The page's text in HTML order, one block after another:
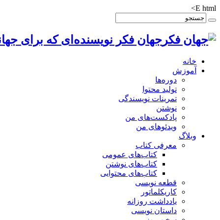
E html>
جهان فکر نویسنده‌ای که برای
خانه
آموزش
دوره‌ها
تولید محتوا
تمرینات نویسندگی
نوشتن
پادکست‌های من
ویدئوهای من
وبلاگ
معرفی کتاب
کتاب‌های عمومی
کتاب‌های نوشتن
کتاب‌های محتوایی
قطعه نویسی
کاریکلماتور
یادداشت روزانه
داستان نویسی